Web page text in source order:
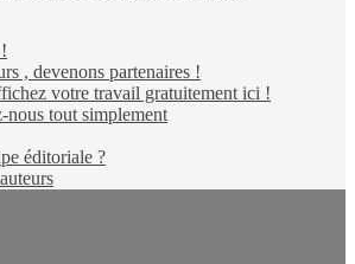
, devenons partenaires !
votre travail gratuitement ici !
nous tout simplement
éditoriale ?